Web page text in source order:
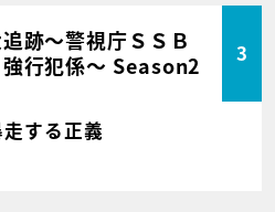
跡～警視庁ＳＳＢ
強行犯係～ Season2
3
する正義